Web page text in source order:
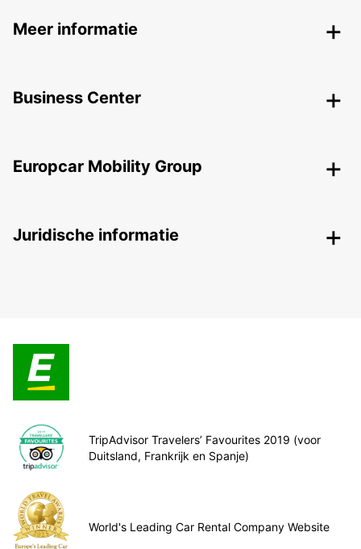
Meer informatie
Business Center
Europcar Mobility Group
Juridische informatie
TripAdvisor Travelers’ Favourites 2019 (voor
Duitsland, Frankrijk en Spanje)
World's Leading Car Rental Company Website